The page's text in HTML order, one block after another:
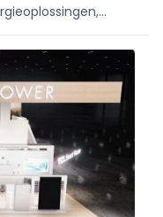
energietransitie